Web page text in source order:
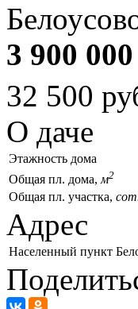
3 900
32 500
О даче
Этажность дома
Общая пл. дома, м2
Общая пл. участка,
Адрес
Населенный пункт